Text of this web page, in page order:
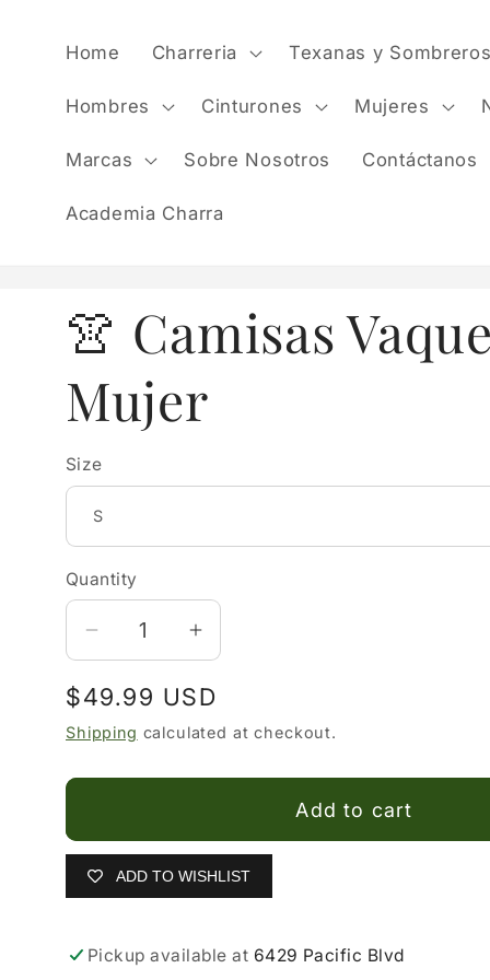
content
Home Charreria Texanas y Sombreros
Hombres Cinturones Mujeres
Marcas Sobre Nosotros Contáctanos
Academia Charra
👚 Camisas
Mujer
Size
Quantity
Decrease
for
👚
Vaqueras
Mujer
Increase
for
👚
Vaqueras
Mujer
Regular
price
$49.99 USD
Shipping calculated at checkout.
Add to cart
ADD TO WISHLIST
Pickup available at 6429 Pacific Blvd